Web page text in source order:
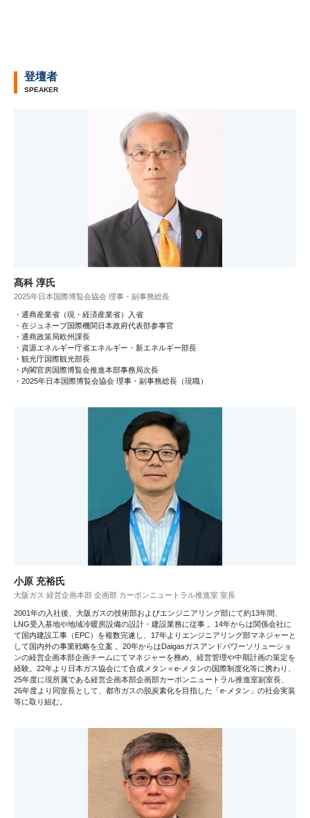
登壇者
SPEAKER
髙科 淳氏
2025年日本国際博覧会協会 理事・副事務総長
・通商産業省（現・経済産業省）入省
・在ジュネーブ国際機関日本政府代表部参事官
・通商政策局欧州課長
・資源エネルギー庁省エネルギー・新エネルギー部長
・観光庁国際観光部長
・内閣官房国際博覧会推進本部事務局次長
・2025年日本国際博覧会協会 理事・副事務総長（現職）
小原 充裕氏
大阪ガス 経営企画本部 企画部 カーボンニュートラル推進室 室長
2001年の入社後、大阪ガスの技術部およびエンジニアリング部にて約13年間、
LNG受入基地や地域冷暖房設備の設計・建設業務に従事 。14年からは関係会社に
て国内建設工事（EPC）を複数完遂し、17年よりエンジニアリング部マネジャーと
して国内外の事業戦略を立案 。20年からはDaigasガスアンドパワーソリューショ
ンの経営企画本部企画チームにてマネジャーを務め、経営管理や中期計画の策定を
経験。22年より日本ガス協会にて合成メタン＝e-メタンの国際制度化等に携わり、
25年度に現所属である経営企画本部企画部カーボンニュートラル推進室副室長、
26年度より同室長として、都市ガスの脱炭素化を目指した「e-メタン」の社会実装
等に取り組む。